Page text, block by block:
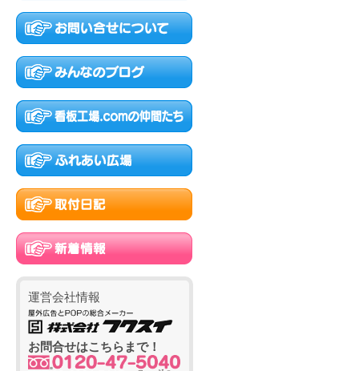
運営会社情報
お問合せはこちらまで！